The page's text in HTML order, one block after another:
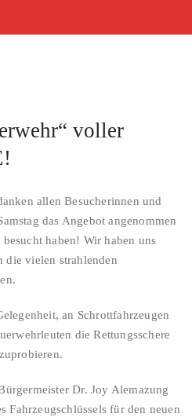
voller
allen Besucherinnen und
das Angebot angenommen
haben! Wir haben uns
die vielen strahlenden
an Schrottfahrzeugen
die Rettungsschere
Dr. Joy Alemazung
Fahrzeugschlüssels für den neuen